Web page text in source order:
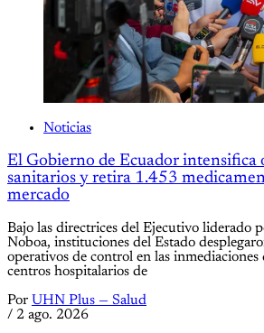
Noticias
El Gobierno de Ecuador intensifica
sanitarios y retira 1.453
mercado
Bajo las directrices del Ejecutivo liderado
Noboa, instituciones del Estado
operativos de control en las inmediaciones
centros hospitalarios de
Por UHN Plus — Salud
/ 2 ago. 2026